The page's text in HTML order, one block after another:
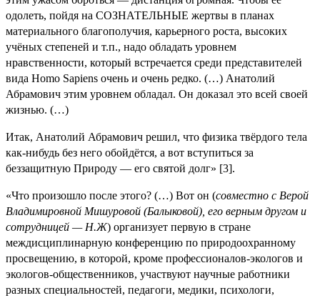
одолеть, пойдя на СОЗНАТЕЛЬНЫЕ жертвы в планах
материального благополучия, карьерного роста, высоких
учёных степеней и т.п., надо обладать уровнем
нравственности, который встречается среди представителей
вида Homo Sapiens очень и очень редко. (…) Анатолий
Абрамович этим уровнем обладал. Он доказал это всей своей
жизнью. (…)
Итак, Анатолий Абрамович решил, что физика твёрдого тела
как-нибудь без него обойдётся, а вот вступиться за
беззащитную Природу — его святой долг» [3].
«Что произошло после этого? (…) Вот он (совместно с Верой
Владимировной Мишуровой (Балыковой), его верным другом и
сотрудницей — Н.Ж) организует первую в стране
междисциплинарную конференцию по природоохранному
просвещению, в которой, кроме профессионалов-экологов и
экологов-общественников, участвуют научные работники
разных специальностей, педагоги, медики, психологи,